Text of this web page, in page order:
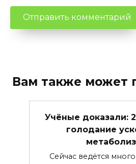
Вам также может
Учёные доказали:
голодание
Сейчас ведётся